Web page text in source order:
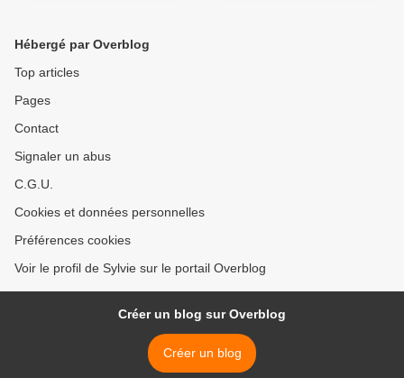
Hébergé par Overblog
Top articles
Pages
Contact
Signaler un abus
C.G.U.
Cookies et données personnelles
Préférences cookies
Voir le profil de Sylvie sur le portail Overblog
Créer un blog sur Overblog
Créer un blog